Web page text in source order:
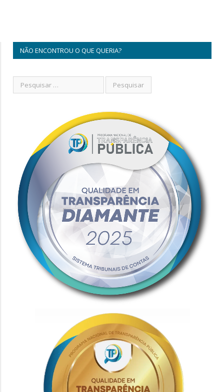
NÃO ENCONTROU O QUE QUERIA?